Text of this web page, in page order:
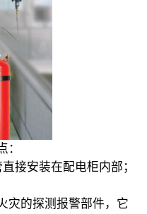
接安装在配电柜内部；
灾的探测报警部件，它